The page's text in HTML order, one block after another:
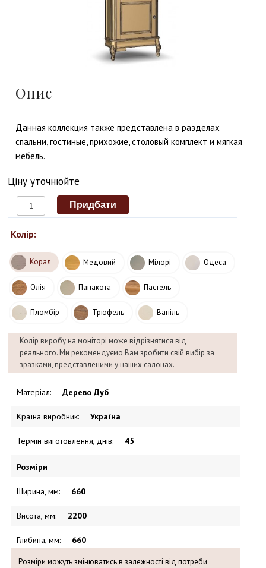
Опис
Данная коллекция также представлена в разделах
спальни, гостиные, прихожие, столовый комплект и мягкая
мебель.
Ціну уточнюйте
Колір:
Корал Медовий Мілорі Одеса
Олія Панакота Пастель
Пломбір Трюфель Ваніль
Колір виробу на моніторі може відрізнятися від
реального. Ми рекомендуємо Вам зробити свій вибір за
зразками, представленими у наших салонах.
Матеріал: Дерево Дуб
Країна виробник: Україна
Термін виготовлення, днів: 45
Розміри
Ширина, мм: 660
Висота, мм: 2200
Глибина, мм: 660
Розміри можуть змінюватись в залежності від потреби